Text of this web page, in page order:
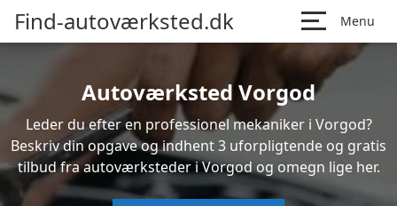
Find-autoværksted.dk Menu
Autoværksted Vorgod
Leder du efter en professionel mekaniker i Vorgod?
Beskriv din opgave og indhent 3 uforpligtende og gratis
tilbud fra autoværksteder i Vorgod og omegn lige her.